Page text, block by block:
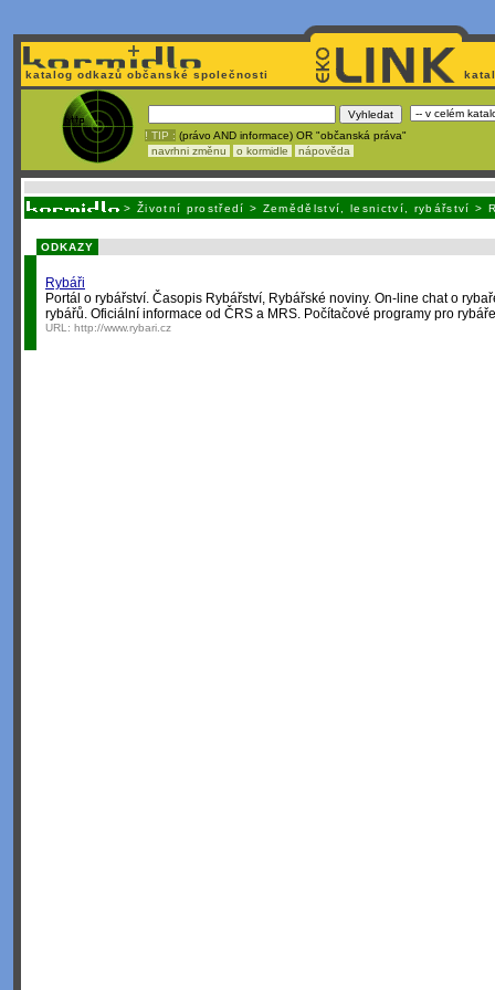
katalog odkazů občanské společnosti
! TIP : (právo AND informace) OR "občanská práva"
navrhni změnu
o kormidle nápověda
> Životní prostředí > Zemědělství, lesnictví, rybářství >
ODKAZY
Rybáři
Portál o rybářství. Časopis Rybářství, Rybářské noviny. On-line chat o
rybářů. Oficiální informace od ČRS a MRS. Počítačové programy pro
URL: http://www.rybari.cz